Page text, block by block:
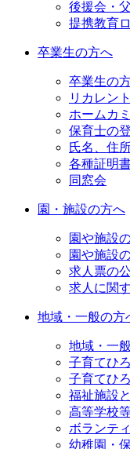
後援会・
提携教育
卒業生の方へ
卒業生の
リカレント
ホームカ
保育士の
氏名、住
各種証明
同窓会
園・施設の方へ
園や施設
園や施設
求人票の
求人に関
地域・一般の方
地域・一
子育てひ
子育てひ
福祉施設
高等学校
ボランテ
幼稚園・